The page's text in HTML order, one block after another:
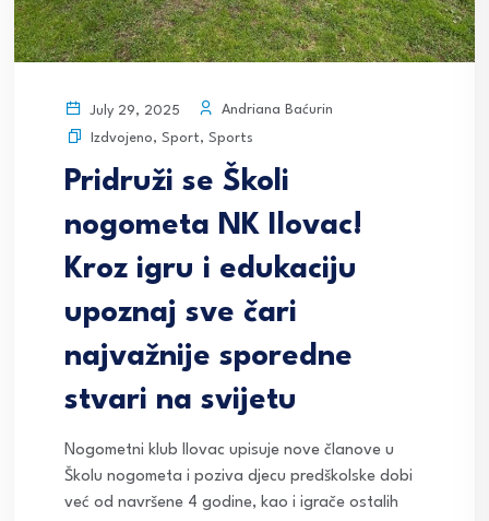
July 29, 2025
Andriana Baćurin
Izdvojeno, Sport, Sports
Pridruži se Školi
nogometa NK Ilovac!
Kroz igru i edukaciju
upoznaj sve čari
najvažnije sporedne
stvari na svijetu
Nogometni klub Ilovac upisuje nove članove u
Školu nogometa i poziva djecu predškolske dobi
već od navršene 4 godine, kao i igrače ostalih